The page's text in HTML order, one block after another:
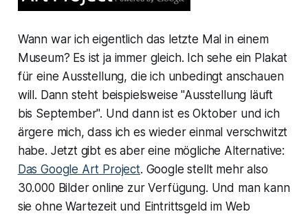
Wann war ich eigentlich das letzte Mal in einem
Museum? Es ist ja immer gleich. Ich sehe ein Plakat
für eine Ausstellung, die ich unbedingt anschauen
will. Dann steht beispielsweise "Ausstellung läuft
bis September". Und dann ist es Oktober und ich
ärgere mich, dass ich es wieder einmal verschwitzt
habe. Jetzt gibt es aber eine mögliche Alternative:
Das Google Art Project. Google stellt mehr also
30.000 Bilder online zur Verfügung. Und man kann
sie ohne Wartezeit und Eintrittsgeld im Web